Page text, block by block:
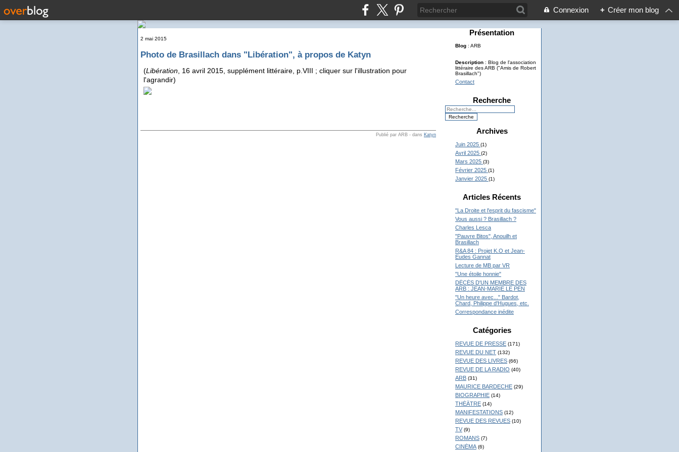
Connexion + Créer mon blog
2 mai 2015
Photo de Brasillach dans "Libération", à propos de Katyn
(Libération , 16 avril 2015, supplément littéraire, p.VIII ; cliquer sur l'illustration pour
l'agrandir)
Publié par ARB - dans Katyn
Présentation
Blog : ARB
Description : Blog de l'association
littéraire des ARB ("Amis de Robert
Brasillach")
Contact
Recherche
Archives
Juin 2025 (1)
Avril 2025 (2)
Mars 2025 (3)
Février 2025 (1)
Janvier 2025 (1)
Articles Récents
"La Droite et l'esprit du fascisme"
Vous aussi ? Brasillach ?
Charles Lesca
"Pauvre Bitos", Anouilh et
Brasillach
R&A 84 : Projet K.O et Jean-
Eudes Gannat
Lecture de MB par VR
"Une étoile honnie"
DÉCÉS D'UN MEMBRE DES
ARB : JEAN-MARIE LE PEN
"Un heure avec..." Bardot,
Chard, Philippe d'Hugues, etc.
Correspondance inédite
Catégories
REVUE DE PRESSE (171)
REVUE DU NET (132)
REVUE DES LIVRES (66)
REVUE DE LA RADIO (40)
ARB (31)
MAURICE BARDECHE (29)
BIOGRAPHIE (14)
THÉÂTRE (14)
MANIFESTATIONS (12)
REVUE DES REVUES (10)
TV (9)
ROMANS (7)
CINÉMA (6)